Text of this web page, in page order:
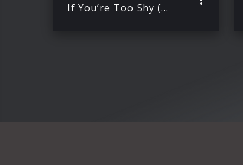
If You’re Too Shy (Let Me Know)